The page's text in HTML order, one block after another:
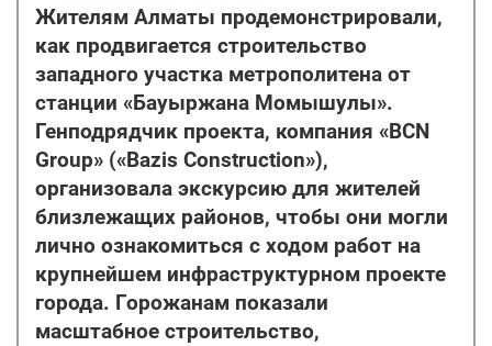
Жителям Алматы продемонстрировали,
как продвигается строительство
западного участка метрополитена от
станции «Бауыржана Момышулы».
Генподрядчик проекта, компания «BCN
Group» («Bazis Construction»),
организовала экскурсию для жителей
близлежащих районов, чтобы они могли
лично ознакомиться с ходом работ на
крупнейшем инфраструктурном проекте
города. Горожанам показали
масштабное строительство,